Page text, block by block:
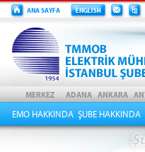
EMO HAKKINDA ŞUBE HAKKINDA